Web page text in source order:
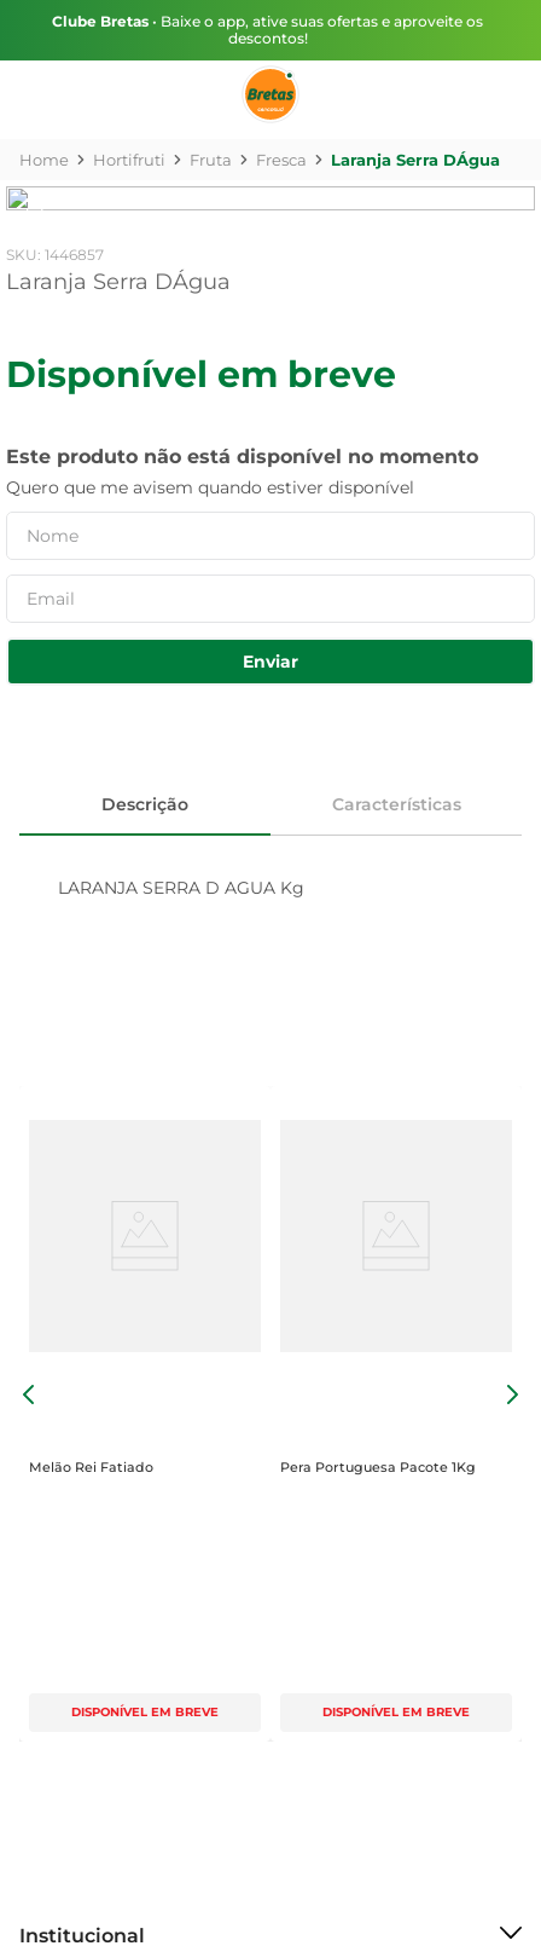
Clube Bretas • Baixe o app, ative suas ofertas e aproveite os
descontos!
Hortifruti Fruta Fresca Laranja Serra DÁgua
: 1446857
Laranja Serra DÁgua
Disponível em breve
Este produto não está disponível no momento
Quero que me avisem quando estiver disponível
Enviar
Descrição Características
LARANJA SERRA D AGUA Kg
Melão Rei Fatiado
DISPONÍVEL EM BREVE
Pera Portuguesa Pacote 1Kg
DISPONÍVEL EM BREVE
Institucional